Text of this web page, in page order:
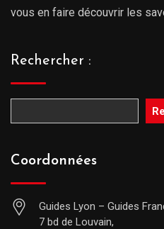
vous en faire découvrir les
Rechercher :
Coordonnées
Guides Lyon – Guides
7 bd de Louvain,